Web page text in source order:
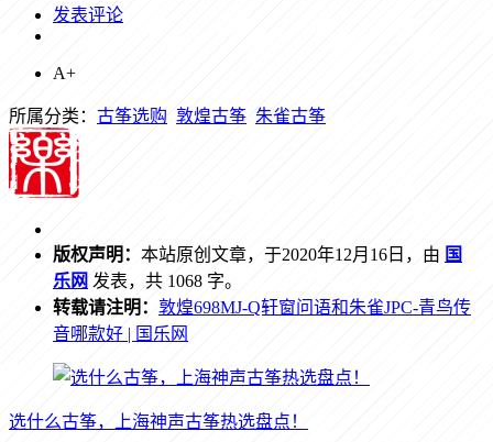
发表评论
A+
所属分类： 古筝选购 敦煌古筝 朱雀古筝
版权声明： 本站原创文章，于2020年12月16日，由 国
乐网 发表，共 1068 字。
转载请注明： 敦煌698MJ-Q轩窗问语和朱雀JPC-青鸟传
音哪款好 | 国乐网
选什么古筝，上海神声古筝热选盘点！